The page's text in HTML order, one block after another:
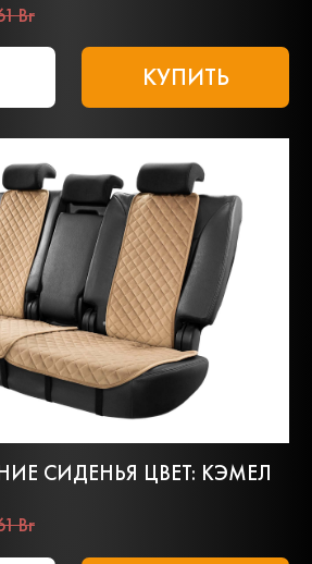
Br
КУПИТЬ
СИДЕНЬЯ ЦВЕТ: КЭМЕЛ
Br